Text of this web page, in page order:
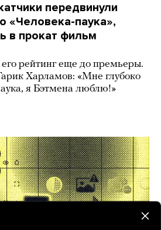
передвинули
«Человека-паука»,
в прокат фильм
рейтинг еще до премьеры.
Харламов: «Мне глубоко
я Бэтмена люблю!»